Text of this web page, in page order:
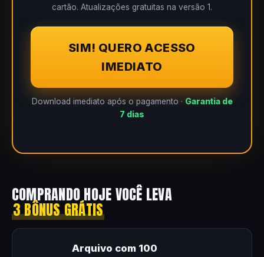
cartão. Atualizações gratuitas na versão 1.
SIM! QUERO ACESSO
IMEDIATO
Download imediato após o pagamento · Garantia de
7 dias
COMPRANDO HOJE VOCÊ LEVA
3 BÔNUS GRÁTIS
Arquivo com 100